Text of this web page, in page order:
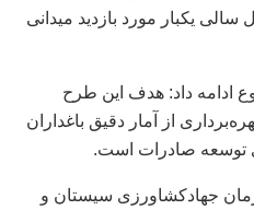
یکبار مورد بازدید میدانی
ادامه داد: هدف این طرح
از آمار دقیق باغداران
توسعه صادرات است.
جهادکشاورزی سیستان و